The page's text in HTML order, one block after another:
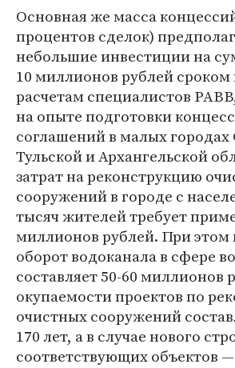
Основная же масса
процентов сделок)
небольшие инвестиции на
10 миллионов рублей сроком
расчетам специалистов
на опыте подготовки
соглашений в малых
Тульской и Архангельской
затрат на реконструкцию
сооружений в городе с
тысяч жителей требует
миллионов рублей. При этом
оборот водоканала в сфере
составляет 50-60 миллионов
окупаемости проектов по
очистных сооружений
170 лет, а в случае нового
соответствующих объектов —